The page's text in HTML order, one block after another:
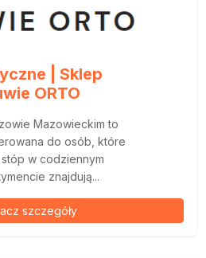
| Sklep
ORTO
Mazowieckim to
do osób, które
w codziennym
znajdują...
szczegóły